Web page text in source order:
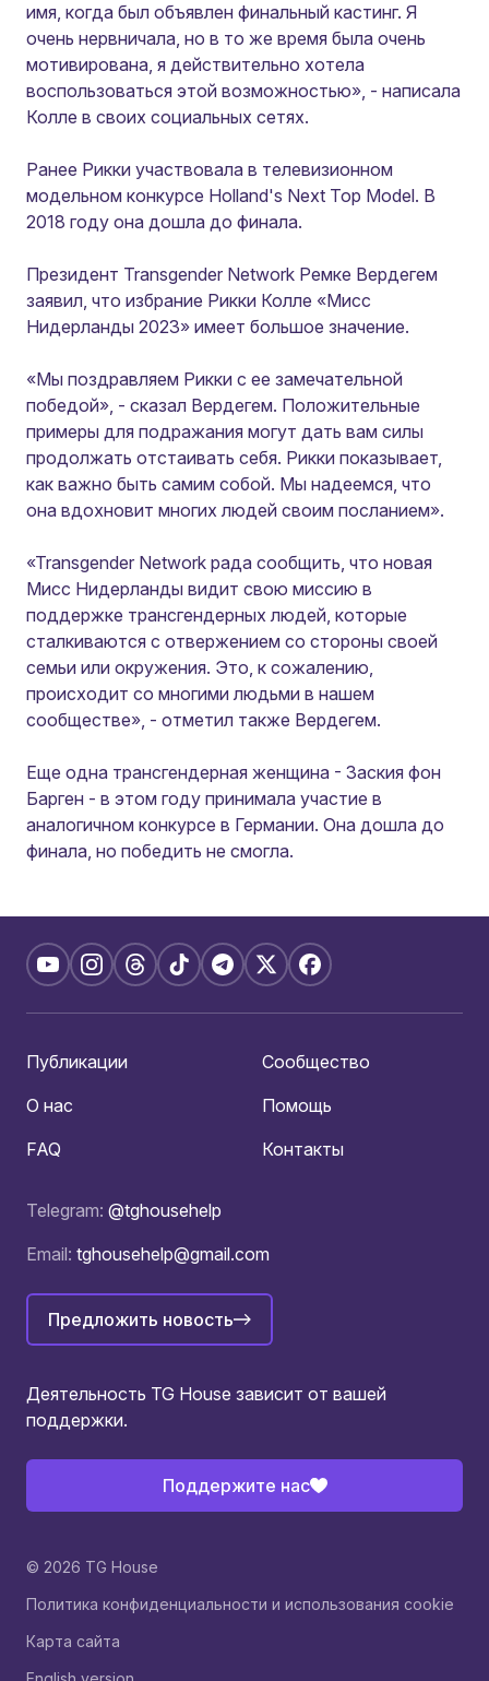
имя, когда был объявлен финальный кастинг. Я
очень нервничала, но в то же время была очень
мотивирована, я действительно хотела
воспользоваться этой возможностью», - написала
Колле в своих социальных сетях.
Ранее Рикки участвовала в телевизионном
модельном конкурсе Holland's Next Top Model. В
2018 году она дошла до финала.
Президент Transgender Network Ремке Вердегем
заявил, что избрание Рикки Колле «Мисс
Нидерланды 2023» имеет большое значение.
«Мы поздравляем Рикки с ее замечательной
победой», - сказал Вердегем. Положительные
примеры для подражания могут дать вам силы
продолжать отстаивать себя. Рикки показывает,
как важно быть самим собой. Мы надеемся, что
она вдохновит многих людей своим посланием».
«Transgender Network рада сообщить, что новая
Мисс Нидерланды видит свою миссию в
поддержке трансгендерных людей, которые
сталкиваются с отвержением со стороны своей
семьи или окружения. Это, к сожалению,
происходит со многими людьми в нашем
сообществе», - отметил также Вердегем.
Еще одна трансгендерная женщина - Заския фон
Барген - в этом году принимала участие в
аналогичном конкурсе в Германии. Она дошла до
финала, но победить не смогла.
Telegram: @tghousehelp
Email: tghousehelp@gmail.com
Предложить новость
Публикации
Сообщество
О нас
Помощь
FAQ
Контакты
Деятельность TG House зависит от вашей
поддержки.
Поддержите нас
© 2026 TG House
Политика конфиденциальности и использования cookie
Карта сайта